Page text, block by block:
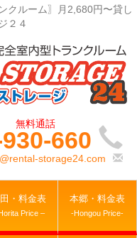
クルーム〗月2,680円〜貸し
２４
660
storage24.com
・料金表
Price –
本郷・料金表
-Hongou Price-